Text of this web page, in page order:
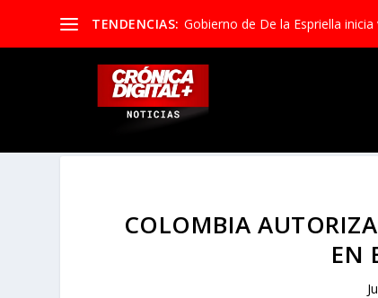
TENDENCIAS: Gobierno de De la Espriella inicia
COLOMBIA
EN